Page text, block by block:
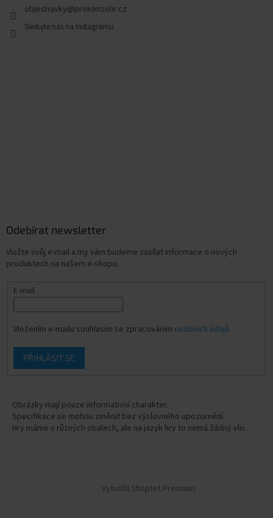
objednavky@prokonzole.cz
Odebírat newsletter
Vložte svůj e-mail a my vám budeme zasílat informace o nových
produktech na našem e-shopu.
E-mail
Vložením e-mailu souhlasím se zpracováním osobních údajů
PŘIHLÁSIT SE
Obrázky mají pouze informativní charakter.
Specifikace se mohou změnit bez výslovného upozornění.
Hry máme v různých obalech, ale na jazyk hry to nemá žádný vliv.
Vytvořil Shoptet Premium